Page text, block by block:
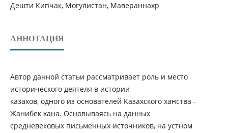
Дешти Кипчак, Могулистан, Мавераннахр
АННОТАЦИЯ
Автор данной статьи рассматривает роль и место
исторического деятеля в истории
казахов, одного из основателей Казахского ханства -
Жанибек хана. Основываясь на данных
средневековых письменных источников, на устном